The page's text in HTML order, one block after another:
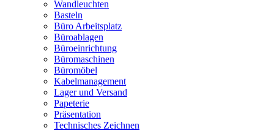
Wandleuchten
Basteln
Büro Arbeitsplatz
Büroablagen
Büroeinrichtung
Büromaschinen
Büromöbel
Kabelmanagement
Lager und Versand
Papeterie
Präsentation
Technisches Zeichnen